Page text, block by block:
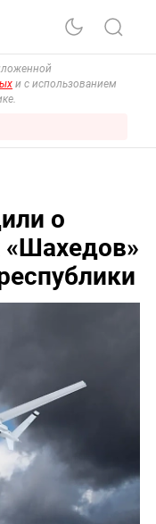
и с использованием
о
«Шахедов»